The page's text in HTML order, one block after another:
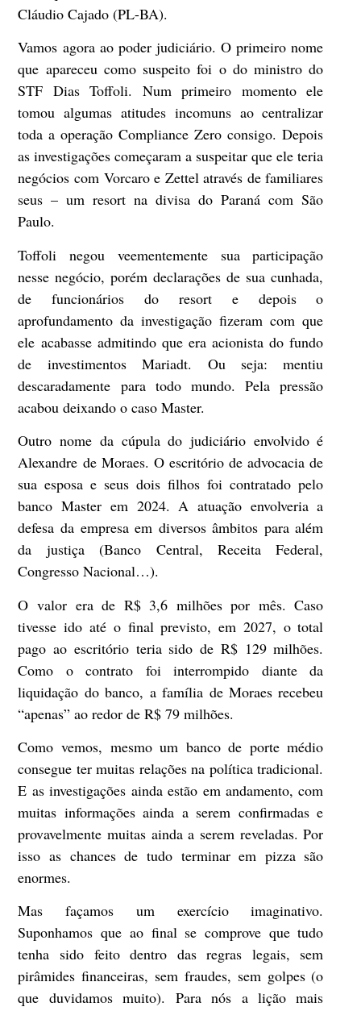
Cláudio Cajado (PL-BA).
Vamos agora ao poder judiciário. O primeiro nome
que apareceu como suspeito foi o do ministro do
STF Dias Toffoli. Num primeiro momento ele
tomou algumas atitudes incomuns ao centralizar
toda a operação Compliance Zero consigo. Depois
as investigações começaram a suspeitar que ele teria
negócios com Vorcaro e Zettel através de familiares
seus – um resort na divisa do Paraná com São
Paulo.
Toffoli negou veementemente sua participação
nesse negócio, porém declarações de sua cunhada,
de funcionários do resort e depois o
aprofundamento da investigação fizeram com que
ele acabasse admitindo que era acionista do fundo
de investimentos Mariadt. Ou seja: mentiu
descaradamente para todo mundo. Pela pressão
acabou deixando o caso Master.
Outro nome da cúpula do judiciário envolvido é
Alexandre de Moraes. O escritório de advocacia de
sua esposa e seus dois filhos foi contratado pelo
banco Master em 2024. A atuação envolveria a
defesa da empresa em diversos âmbitos para além
da justiça (Banco Central, Receita Federal,
Congresso Nacional…).
O valor era de R$ 3,6 milhões por mês. Caso
tivesse ido até o final previsto, em 2027, o total
pago ao escritório teria sido de R$ 129 milhões.
Como o contrato foi interrompido diante da
liquidação do banco, a família de Moraes recebeu
“apenas” ao redor de R$ 79 milhões.
Como vemos, mesmo um banco de porte médio
consegue ter muitas relações na política tradicional.
E as investigações ainda estão em andamento, com
muitas informações ainda a serem confirmadas e
provavelmente muitas ainda a serem reveladas. Por
isso as chances de tudo terminar em pizza são
enormes.
Mas façamos um exercício imaginativo.
Suponhamos que ao final se comprove que tudo
tenha sido feito dentro das regras legais, sem
pirâmides financeiras, sem fraudes, sem golpes (o
que duvidamos muito). Para nós a lição mais